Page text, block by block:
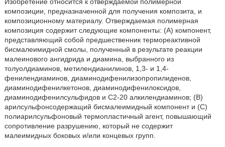
Изобретение относится к отверждаемой полимерной
композиции, предназначенной для получения композита, и
композиционному материалу. Отверждаемая полимерная
композиция содержит следующие компоненты: (A) компонент,
представляющий собой предшественник термореактивной
бисмалеимидной смолы, полученный в результате реакции
малеинового ангидрида и диамина, выбранного из
толуолдиаминов, метилендианилинов, 1,3- и 1,4-
фенилендиаминов, диаминодифенилизопропилиденов,
диаминодифенилкетонов, диаминодифенилоксидов,
диаминодифенилсульфидов и C2-20 алкилендиаминов; (B)
арилсульфонсодержащий бисмалеимидный компонент и (C)
полиарилсульфоновый термопластичный агент, повышающий
сопротивление разрушению, который не содержит
малеимидных боковых и/или концевых групп.